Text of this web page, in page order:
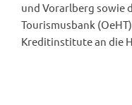
und Vorarlberg sowie
Tourismusbank
Kreditinstitute an die